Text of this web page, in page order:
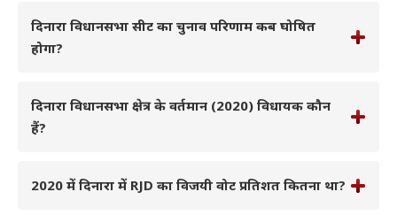
दिनारा विधानसभा सीट का चुनाव परिणाम कब घोषित
होगा?
दिनारा विधानसभा क्षेत्र के वर्तमान (2020) विधायक कौन
हैं?
2020 में दिनारा में RJD का विजयी वोट प्रतिशत कितना था?